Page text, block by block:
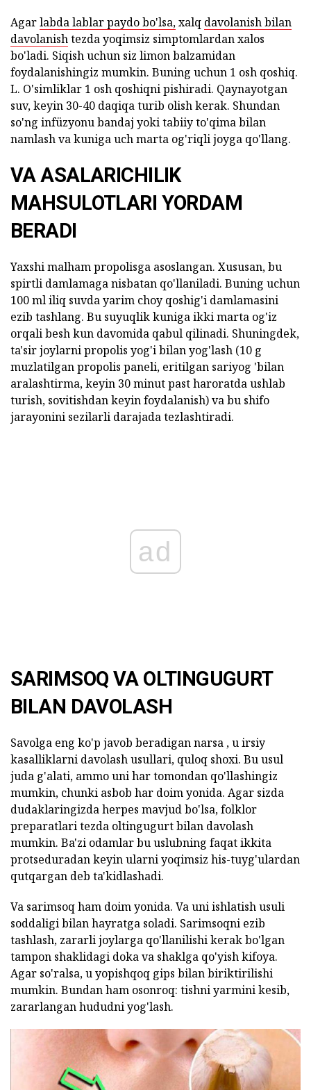
Agarlabda lablar paydo bo'lsa,xalq davolanish bilan
davolanishtezda yoqimsiz simptomlardan xalos
bo'ladi. Siqish uchun siz limon balzamidan
foydalanishingiz mumkin. Buning uchun 1 osh qoshiq.
L. O'simliklar 1 osh qoshiqni pishiradi. Qaynayotgan
suv, keyin 30-40 daqiqa turib olish kerak. Shundan
so'ng infüzyonu bandaj yoki tabiiy to'qima bilan
namlash va kuniga uch marta og'riqli joyga qo'llang.
VA ASALARICHILIK
MAHSULOTLARI YORDAM
BERADI
Yaxshi malham propolisga asoslangan. Xususan, bu
spirtli damlamaga nisbatan qo'llaniladi. Buning uchun
100 ml iliq suvda yarim choy qoshig'i damlamasini
ezib tashlang. Bu suyuqlik kuniga ikki marta og'iz
orqali besh kun davomida qabul qilinadi. Shuningdek,
ta'sir joylarni propolis yog'i bilan yog'lash (10 g
muzlatilgan propolis paneli, eritilgan sariyog 'bilan
aralashtirma, keyin 30 minut past haroratda ushlab
turish, sovitishdan keyin foydalanish) va bu shifo
jarayonini sezilarli darajada tezlashtiradi.
ad
SARIMSOQ VA OLTINGUGURT
BILAN DAVOLASH
Savolga eng ko'p javob beradigan narsa , u irsiy
kasalliklarni davolash usullari, quloq shoxi. Bu usul
juda g'alati, ammo uni har tomondan qo'llashingiz
mumkin, chunki asbob har doim yonida. Agar sizda
dudaklaringizda herpes mavjud bo'lsa, folklor
preparatlari tezda oltingugurt bilan davolash
mumkin. Ba'zi odamlar bu uslubning faqat ikkita
protseduradan keyin ularni yoqimsiz his-tuyg'ulardan
qutqargan deb ta'kidlashadi.
Va sarimsoq ham doim yonida. Va uni ishlatish usuli
soddaligi bilan hayratga soladi. Sarimsoqni ezib
tashlash, zararli joylarga qo'llanilishi kerak bo'lgan
tampon shaklidagi doka va shaklga qo'yish kifoya.
Agar so'ralsa, u yopishqoq gips bilan biriktirilishi
mumkin. Bundan ham osonroq: tishni yarmini kesib,
zararlangan hududni yog'lash.